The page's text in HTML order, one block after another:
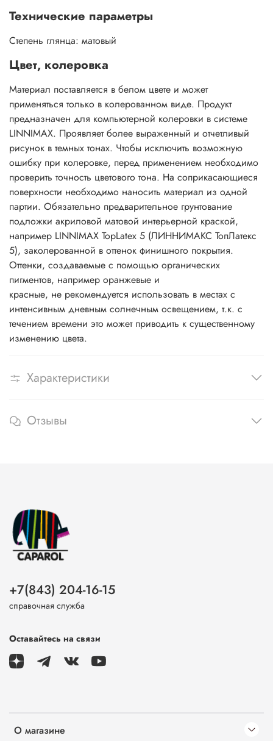
Технические параметры
Степень глянца: матовый
Цвет, колеровка
Материал поставляется в белом цвете и может
применяться только в колерованном виде. Продукт
предназначен для компьютерной колеровки в системе
LINNIMAX. Проявляет более выраженный и отчетливый
рисунок в темных тонах. Чтобы исключить возможную
ошибку при колеровке, перед применением необходимо
проверить точность цветового тона. На соприкасающиеся
поверхности необходимо наносить материал из одной
партии. Обязательно предварительное грунтование
подложки акриловой матовой интерьерной краской,
например LINNIMAX TopLatex 5 (ЛИННИМАКС ТопЛатекс
5), заколерованной в оттенок финишного покрытия.
Оттенки, создаваемые с помощью органических
пигментов, например оранжевые и
красные, не рекомендуется использовать в местах с
интенсивным дневным солнечным освещением, т.к. с
течением времени это может приводить к существенному
изменению цвета.
Характеристики
Отзывы
О магазине
+7(843) 204-16-15
справочная служба
Оставайтесь на связи